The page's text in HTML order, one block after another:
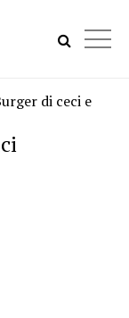
di ceci e